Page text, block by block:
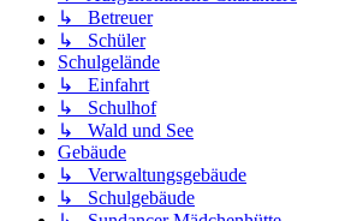
↳ Betreuer
↳ Schüler
Schulgelände
↳ Einfahrt
↳ Schulhof
↳ Wald und See
Gebäude
↳ Verwaltungsgebäude
↳ Schulgebäude